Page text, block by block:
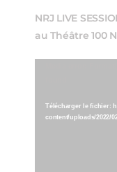
NRJ LIVE
au Théâtre 100
Télécharger le fichier:
content/uploads/2022/